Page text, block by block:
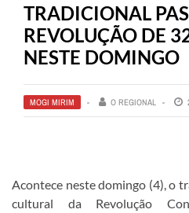
TRADICIONAL
REVOLUÇÃO DE
NESTE DOMINGO
MOGI MIRIM O REGIONAL
Acontece neste domingo (4), o
cultural da Revolução